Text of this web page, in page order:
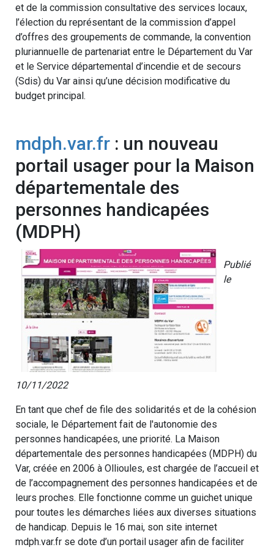
et de la commission consultative des services locaux,
l’élection du représentant de la commission d’appel
d’offres des groupements de commande, la convention
pluriannuelle de partenariat entre le Département du Var
et le Service départemental d’incendie et de secours
(Sdis) du Var ainsi qu’une décision modificative du
budget principal.
mdph.var.fr : un nouveau
portail usager pour la Maison
départementale des
personnes handicapées
(MDPH)
Publié
le
10/11/2022
En tant que chef de file des solidarités et de la cohésion
sociale, le Département fait de l'autonomie des
personnes handicapées, une priorité. La Maison
départementale des personnes handicapées (MDPH) du
Var, créée en 2006 à Ollioules, est chargée de l’accueil et
de l’accompagnement des personnes handicapées et de
leurs proches. Elle fonctionne comme un guichet unique
pour toutes les démarches liées aux diverses situations
de handicap. Depuis le 16 mai, son site internet
mdph.var.fr se dote d’un portail usager afin de faciliter